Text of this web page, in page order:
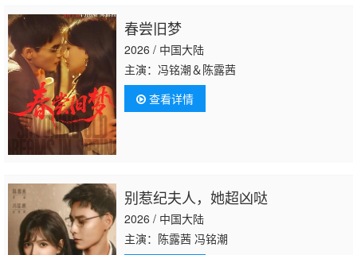
春尝旧梦
2026 / 中国大陆
主演：冯铭潮＆陈露茜
查看详情
别惹纪夫人，她超凶哒
2026 / 中国大陆
主演：陈露茜 冯铭潮